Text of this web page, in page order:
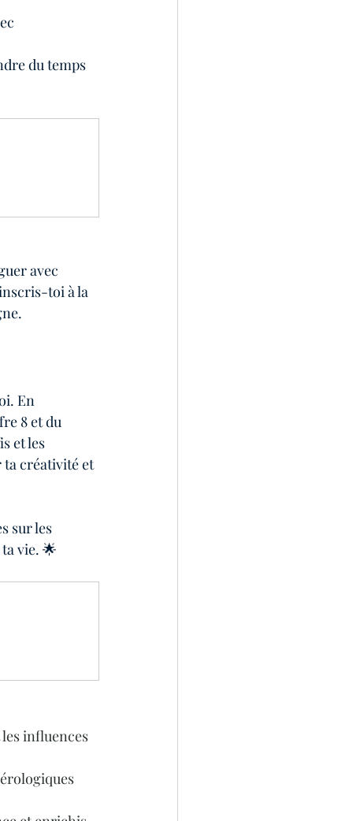
du temps
avec
toi à la
En
8 et du
et les
ta créativité et
sur les
vie. 🌟
influences